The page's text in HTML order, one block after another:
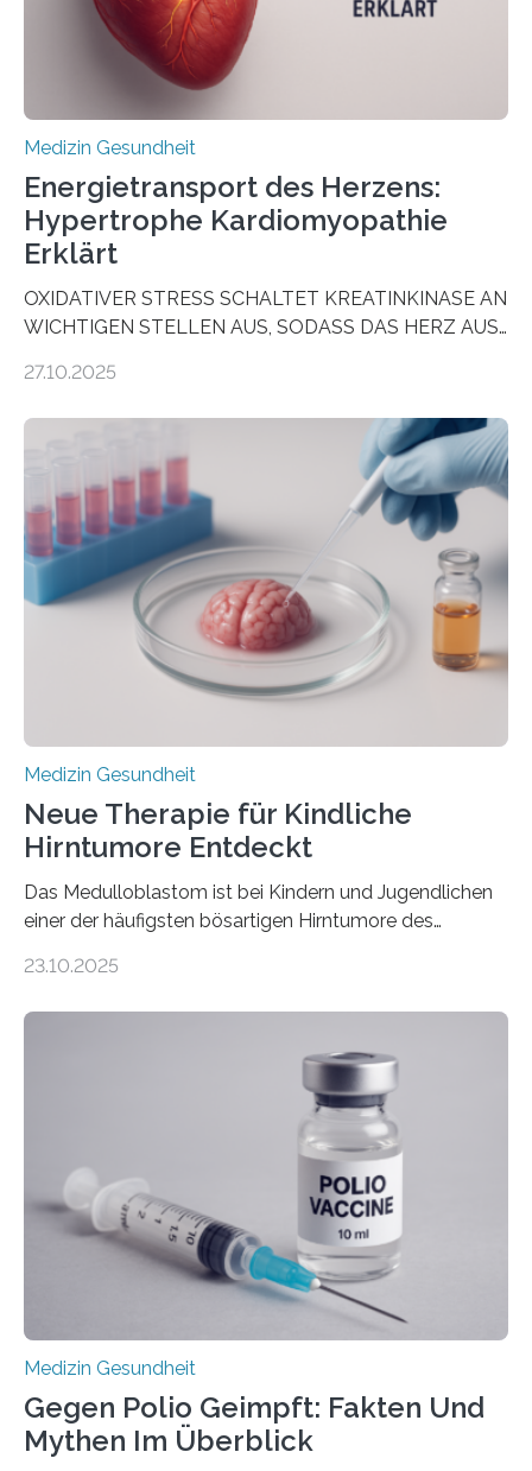
häufigsten Krebsarten und stellt…
Medizin Gesundheit
Energietransport des Herzens:
Hypertrophe Kardiomyopathie
Erklärt
OXIDATIVER STRESS SCHALTET KREATINKINASE AN
WICHTIGEN STELLEN AUS, SODASS DAS HERZ AUS
aus dem Deutschen Zentrum für Herzinsuffizienz
im Journal Circulation, warum der Energietransport bei
der Hypertrophen Kardiomyopathie (HCM) versagen
kann und wie sich durch eine Verringerung der
Herzbelastung und des oxidativen Stresses
Rhythmusstörungen reduzieren lassen. Würzburg. Die
hypertrophe Kardiomyopathie (HCM) ist die häufigste
erblich bedingte Herzerkrankung. Sie führt dazu, dass
sich die linke Herzkammer verdickt, der Herzmuskel zu
stark kontrahiert…
27.10.2025
Medizin Gesundheit
Neue Therapie für Kindliche
Hirntumore Entdeckt
Das Medulloblastom ist bei Kindern und Jugendlichen
einer der häufigsten bösartigen Hirntumore des
Betroffenen können mit heutigen Methoden geheilt
Dringend benötigt werden zielgerichtete Therapien, die
nur Tumorschwachstellen angreifen und normales
Gewebe verschonen. Forschende um Daniel Merk vom
Hertie-Institut für klinische Hirnforschung am
Universitätsklinikum Tübingen haben eine solche
Schwachstelle im Erbgut einer Untergruppe des
Medulloblastoms gefunden. Die Wilhelm Sander-
Stiftung unterstützte das Projekt…
23.10.2025
Medizin Gesundheit
Gegen Polio Geimpft: Fakten Und
Mythen Im Überblick